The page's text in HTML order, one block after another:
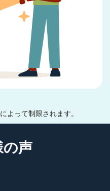
よって制限されます。
の声